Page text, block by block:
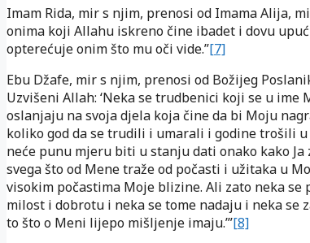
Imam Rida, mir s njim, prenosi od Imama Alija,
onima koji Allahu iskreno čine ibadet i dovu
opterećuje onim što mu oči vide.”[7]
Ebu Džafe, mir s njim, prenosi od Božijeg
Uzvišeni Allah: ‘Neka se trudbenici koji se u ime
oslanjaju na svoja djela koja čine da bi Moju
koliko god da se trudili i umarali i godine trošili
neće punu mjeru biti u stanju dati onako kako Ja
svega što od Mene traže od počasti i užitaka u
visokim počastima Moje blizine. Ali zato neka se
milost i dobrotu i neka se tome nadaju i neka se
to što o Meni lijepo mišljenje imaju.’”[8]